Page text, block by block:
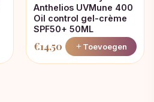
Anthelios UVMune 400
Oil control gel-crème
SPF50+ 50ML
€14,50 Toevoegen